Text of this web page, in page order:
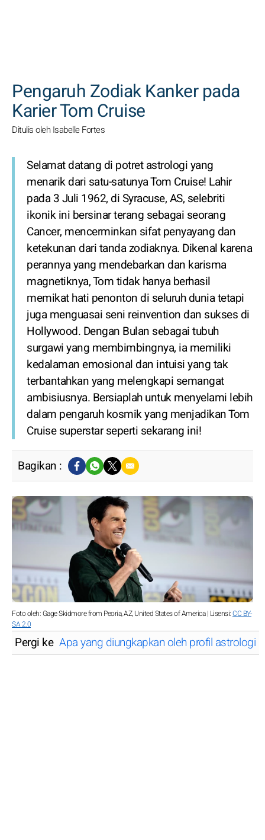
Pengaruh Zodiak Kanker pada
Karier Tom Cruise
Ditulis oleh Isabelle Fortes
Selamat datang di potret astrologi yang
menarik dari satu-satunya Tom Cruise! Lahir
pada 3 Juli 1962, di Syracuse, AS, selebriti
ikonik ini bersinar terang sebagai seorang
Cancer, mencerminkan sifat penyayang dan
ketekunan dari tanda zodiaknya. Dikenal karena
perannya yang mendebarkan dan karisma
magnetiknya, Tom tidak hanya berhasil
memikat hati penonton di seluruh dunia tetapi
juga menguasai seni reinvention dan sukses di
Hollywood. Dengan Bulan sebagai tubuh
surgawi yang membimbingnya, ia memiliki
kedalaman emosional dan intuisi yang tak
terbantahkan yang melengkapi semangat
ambisiusnya. Bersiaplah untuk menyelami lebih
dalam pengaruh kosmik yang menjadikan Tom
Cruise superstar seperti sekarang ini!
Bagikan :
Foto oleh: Gage Skidmore from Peoria, AZ, United States of America | Lisensi:CC BY-
SA 2.0
Pergi ke Apa yang diungkapkan oleh profil astrologi